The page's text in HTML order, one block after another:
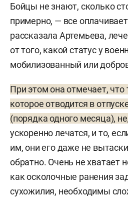
разные случаи, не всех
вывозят с каждой
не опасные для жизни
и все, зачем в Ростов
боец именного
с позывным«Нельсон». Его
по батальону с позывным«
бывали случаи, когда до
далеко и первую помощь
по оружию. Нельсон и Лео
в ходе СВО.
По их словам, они
не получили справки,
Бойцы не знают, сколько
примерно, — все
рассказала Артемьева,
от того, какой статус у
мобилизованный или
При этом она отмечает, что
которое отводится в
(порядка одного месяца),
ускоренно лечатся, и то,
им, они его даже не
обратно. Очень не хватает
как осколочные ранения
сухожилия, необходимы